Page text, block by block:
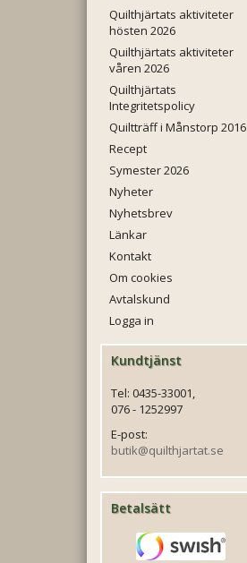
Quilthjärtats aktiviteter
hösten 2026
Quilthjärtats aktiviteter
våren 2026
Quilthjärtats
Integritetspolicy
Quiltträff i Månstorp 2016
Recept
Symester 2026
Nyheter
Nyhetsbrev
Länkar
Kontakt
Om cookies
Avtalskund
Logga in
Kundtjänst
Tel: 0435-33001,
076 - 1252997
E-post:
butik@quilthjartat.se
Betalsätt